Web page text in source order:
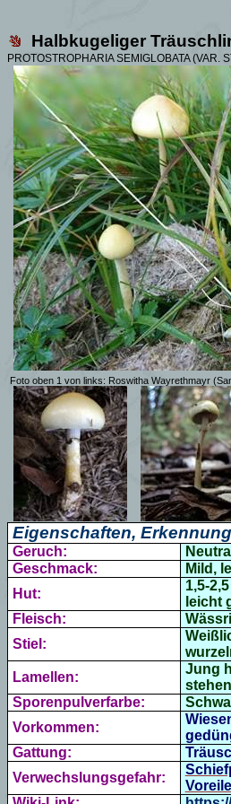
Halbkugeliger
PROTOSTROPHARIA SEMIGLOBATA(VAR.
Foto oben 1 von links: Roswitha Wayrethmayr
Eigenschaften,
Geruch:
Geschmack:
Mild,
Hut:
1,5-
leicht
Fleisch:
Stiel:
Lamellen:
Jung
Sporenpulverfarbe:
Vorkommen:
Gattung:
Verwechslungsgefahr: